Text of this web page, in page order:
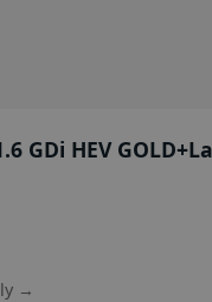
GDi HEV
→